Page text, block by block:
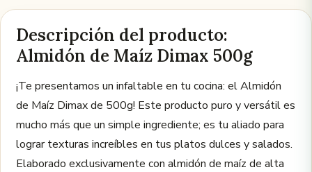
Descripción del producto:
Almidón de Maíz Dimax 500g
¡Te presentamos un infaltable en tu cocina: el Almidón
de Maíz Dimax de 500g! Este producto puro y versátil es
mucho más que un simple ingrediente; es tu aliado para
lograr texturas increíbles en tus platos dulces y salados.
Elaborado exclusivamente con almidón de maíz de alta